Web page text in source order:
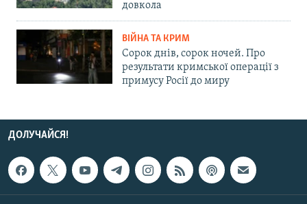
довкола
ВІЙНА ТА КРИМ
Сорок днів, сорок ночей. Про
результати кримської операції з
примусу Росії до миру
ДОЛУЧАЙСЯ!